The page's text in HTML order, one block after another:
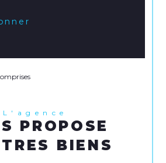
L'agence
PROPOSE
BIENS